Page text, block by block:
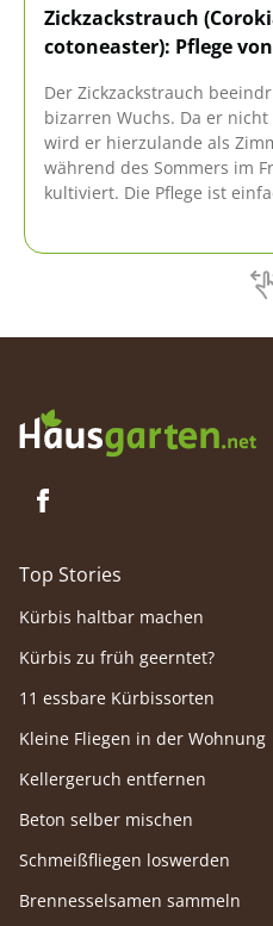
Zickzackstrauch
cotoneaster): Pflege
Der Zickzackstrauch
bizarren Wuchs. Da er
wird er hierzulande als
während des Sommers im
kultiviert. Die Pflege ist
Top Stories
Kürbis haltbar machen
Kürbis zu früh geerntet?
11 essbare Kürbissorten
Kleine Fliegen in der Wohnung
Kellergeruch entfernen
Beton selber mischen
Schmeißfliegen loswerden
Brennesselsamen sammeln